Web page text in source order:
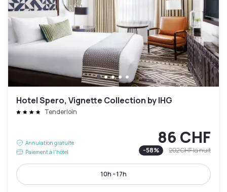
Hotel Spero, Vignette Collection by IHG
Tenderloin
Annulation gratuite
Paiement à l'hôtel
86 CHF
-58% 202 CHFla nuit
10h - 17h